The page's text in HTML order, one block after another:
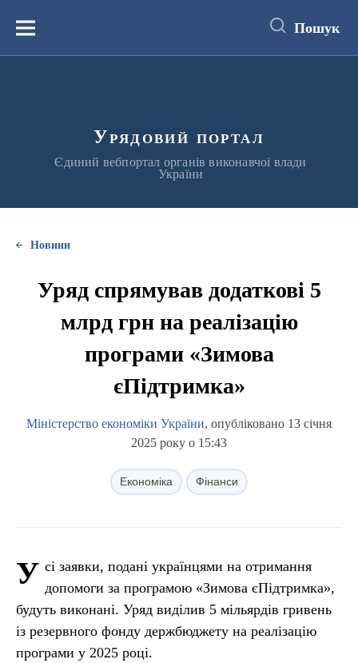
вмістуМеню Пошук
Урядовий портал
Єдиний вебпортал органів виконавчої влади
України
Новини
Уряд спрямував додаткові 5
млрд грн на реалізацію
програми «Зимова
єПідтримка»
Міністерство економіки України, опубліковано 13 січня
2025 року о 15:43
Економіка Фінанси
У сі заявки, подані українцями на отримання
допомоги за програмою «Зимова єПідтримка»,
будуть виконані. Уряд виділив 5 мільярдів гривень
із резервного фонду держбюджету на реалізацію
програми у 2025 році.